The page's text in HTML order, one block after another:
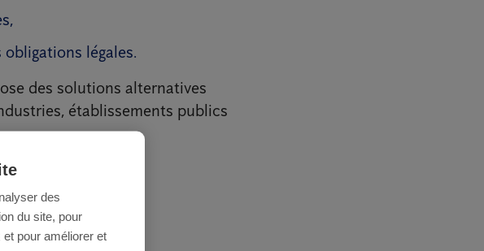
légales.
des solutions alternatives
établissements publics
des
du site, pour
pour améliorer et